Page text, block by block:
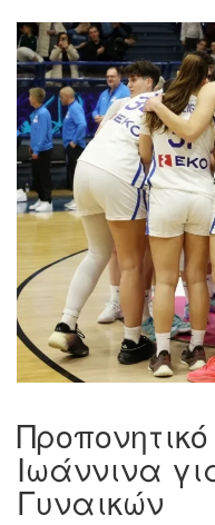
Ιωάννινα
Γυναικών